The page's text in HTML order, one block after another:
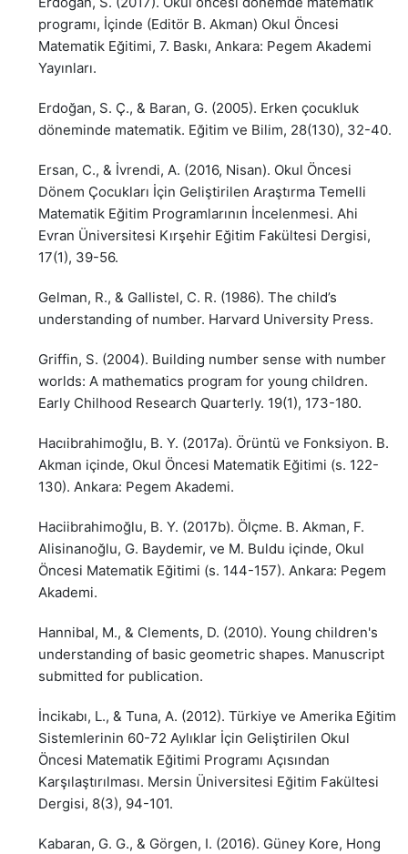
programı, İçinde (Editör B. Akman) Okul Öncesi
Matematik Eğitimi, 7. Baskı, Ankara: Pegem Akademi
Yayınları.
Erdoğan, S. Ç., & Baran, G. (2005). Erken çocukluk
döneminde matematik. Eğitim ve Bilim, 28(130), 32-40.
Ersan, C., & İvrendi, A. (2016, Nisan). Okul Öncesi
Dönem Çocukları İçin Geliştirilen Araştırma Temelli
Matematik Eğitim Programlarının İncelenmesi. Ahi
Evran Üniversitesi Kırşehir Eğitim Fakültesi Dergisi,
17(1), 39-56.
Gelman, R., & Gallistel, C. R. (1986). The child’s
understanding of number. Harvard University Press.
Griffin, S. (2004). Building number sense with number
worlds: A mathematics program for young children.
Early Chilhood Research Quarterly. 19(1), 173-180.
Hacıibrahimoğlu, B. Y. (2017a). Örüntü ve Fonksiyon. B.
Akman içinde, Okul Öncesi Matematik Eğitimi (s. 122-
130). Ankara: Pegem Akademi.
Haciibrahimoğlu, B. Y. (2017b). Ölçme. B. Akman, F.
Alisinanoğlu, G. Baydemir, ve M. Buldu içinde, Okul
Öncesi Matematik Eğitimi (s. 144-157). Ankara: Pegem
Akademi.
Hannibal, M., & Clements, D. (2010). Young children's
understanding of basic geometric shapes. Manuscript
submitted for publication.
İncikabı, L., & Tuna, A. (2012). Türkiye ve Amerika Eğitim
Sistemlerinin 60-72 Aylıklar İçin Geliştirilen Okul
Öncesi Matematik Eğitimi Programı Açısından
Karşılaştırılması. Mersin Üniversitesi Eğitim Fakültesi
Dergisi, 8(3), 94-101.
Kabaran, G. G., & Görgen, I. (2016). Güney Kore, Hong